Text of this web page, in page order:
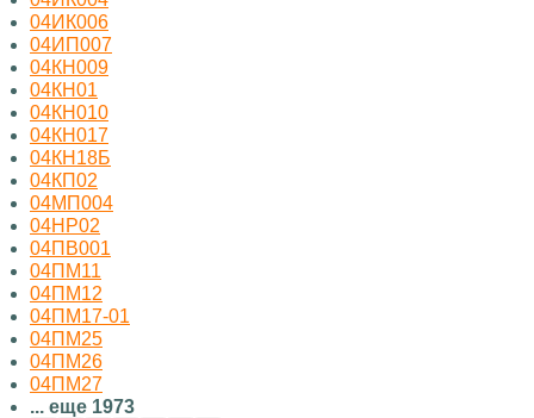
04ИК006
04ИП007
04КН009
04КН01
04КН010
04КН017
04КН18Б
04КП02
04МП004
04НР02
04ПВ001
04ПМ11
04ПМ12
04ПМ17-01
04ПМ25
04ПМ26
04ПМ27
... еще 1973